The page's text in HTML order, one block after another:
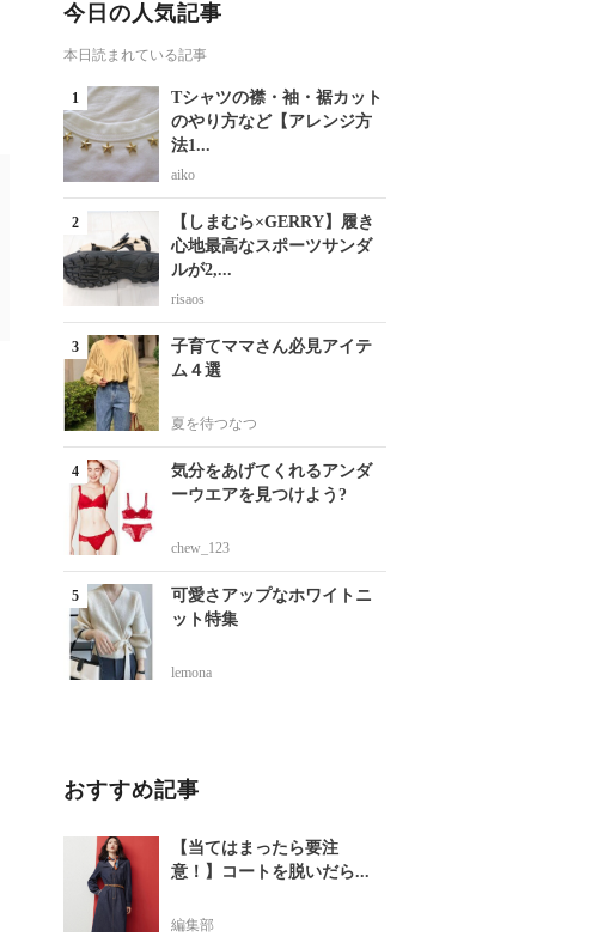
今日の人気記事
本日読まれている記事
Tシャツの襟・袖・裾カット
のやり方など【アレンジ方
法1...
aiko
【しまむら×GERRY】履き
心地最高なスポーツサンダ
ルが2,...
risaos
子育てママさん必見アイテ
ム４選
夏を待つなつ
気分をあげてくれるアンダ
ーウエアを見つけよう?
chew_123
可愛さアップなホワイトニ
ット特集
lemona
おすすめ記事
【当てはまったら要注
意！】コートを脱いだら...
編集部